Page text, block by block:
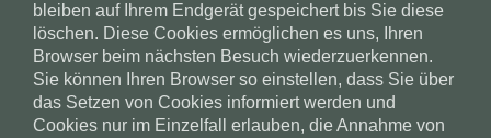
bleiben auf Ihrem Endgerät gespeichert bis Sie diese
löschen. Diese Cookies ermöglichen es uns, Ihren
Browser beim nächsten Besuch wiederzuerkennen.
Sie können Ihren Browser so einstellen, dass Sie über
das Setzen von Cookies informiert werden und
Cookies nur im Einzelfall erlauben, die Annahme von